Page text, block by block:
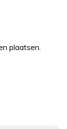
plaatsen.